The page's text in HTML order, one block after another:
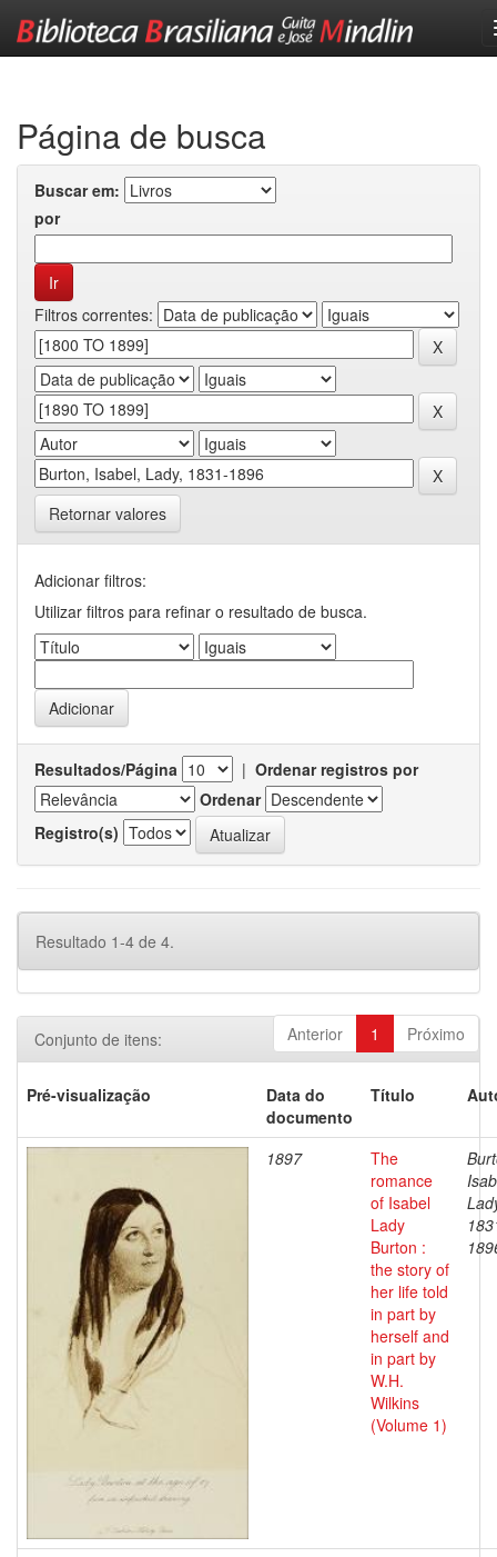
Página de busca
Buscar em:
por
Filtros correntes:
Retornar valores
Adicionar filtros:
Utilizar filtros para refinar o resultado de busca.
Resultados/Página | Ordenar registros por
Ordenar
Registro(s)
Resultado 1-4 de 4.
Anterior 1 Próximo
Conjunto de itens:
Pré-visualização
Data do
documento
Título
1897
The
romance
of Isabel
Lady
Burton :
the story of
her life told
in part by
herself and
in part by
W.H.
Wilkins
(Volume 1)